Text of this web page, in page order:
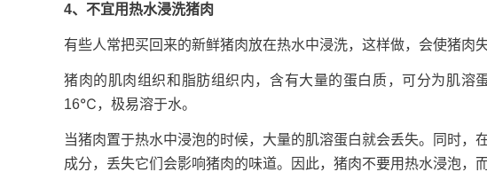
4、不宜用热水浸洗猪肉
有些人常把买回来的新鲜猪肉放在热水中浸洗，这样做，会使猪肉
猪肉的肌肉组织和脂肪组织内，含有大量的蛋白质，可分为肌
16℃，极易溶于水。
当猪肉置于热水中浸泡的时候，大量的肌溶蛋白就会丢失。同时，
成分，丢失它们会影响猪肉的味道。因此，猪肉不要用热水浸泡，